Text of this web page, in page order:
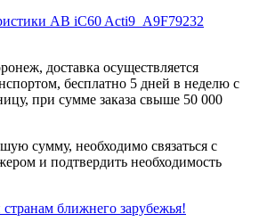
АВ iC60 Acti9_A9F79232
доставка осуществляется
бесплатно 5 дней в неделю с
при сумме заказа свыше 50 000
сумму, необходимо связаться с
и подтвердить необходимость
ближнего зарубежья!